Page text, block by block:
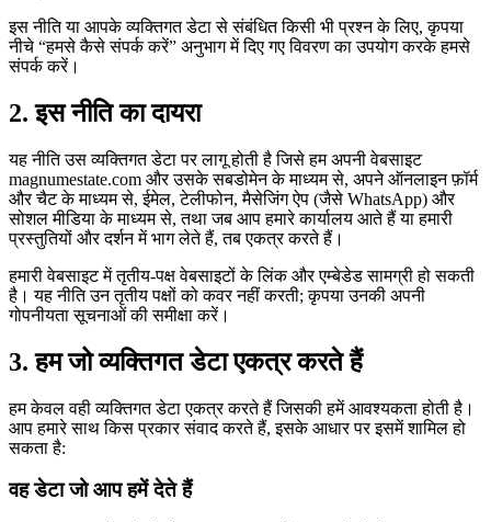
इस नीति या आपके व्यक्तिगत डेटा से संबंधित किसी भी प्रश्न के लिए, कृपया
नीचे “हमसे कैसे संपर्क करें” अनुभाग में दिए गए विवरण का उपयोग करके हमसे
संपर्क करें।
2. इस नीति का दायरा
यह नीति उस व्यक्तिगत डेटा पर लागू होती है जिसे हम अपनी वेबसाइट
magnumestate.com और उसके सबडोमेन के माध्यम से, अपने ऑनलाइन फ़ॉर्म
और चैट के माध्यम से, ईमेल, टेलीफोन, मैसेजिंग ऐप (जैसे WhatsApp) और
सोशल मीडिया के माध्यम से, तथा जब आप हमारे कार्यालय आते हैं या हमारी
प्रस्तुतियों और दर्शन में भाग लेते हैं, तब एकत्र करते हैं।
हमारी वेबसाइट में तृतीय-पक्ष वेबसाइटों के लिंक और एम्बेडेड सामग्री हो सकती
है। यह नीति उन तृतीय पक्षों को कवर नहीं करती; कृपया उनकी अपनी
गोपनीयता सूचनाओं की समीक्षा करें।
3. हम जो व्यक्तिगत डेटा एकत्र करते हैं
हम केवल वही व्यक्तिगत डेटा एकत्र करते हैं जिसकी हमें आवश्यकता होती है।
आप हमारे साथ किस प्रकार संवाद करते हैं, इसके आधार पर इसमें शामिल हो
सकता है:
वह डेटा जो आप हमें देते हैं